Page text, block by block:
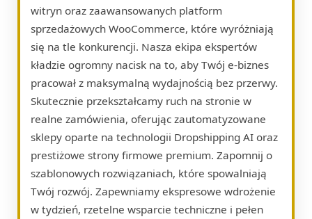
witryn oraz zaawansowanych platform
sprzedażowych WooCommerce, które wyróżniają
się na tle konkurencji. Nasza ekipa ekspertów
kładzie ogromny nacisk na to, aby Twój e-biznes
pracował z maksymalną wydajnością bez przerwy.
Skutecznie przekształcamy ruch na stronie w
realne zamówienia, oferując zautomatyzowane
sklepy oparte na technologii Dropshipping AI oraz
prestiżowe strony firmowe premium. Zapomnij o
szablonowych rozwiązaniach, które spowalniają
Twój rozwój. Zapewniamy ekspresowe wdrożenie
w tydzień, rzetelne wsparcie techniczne i pełen